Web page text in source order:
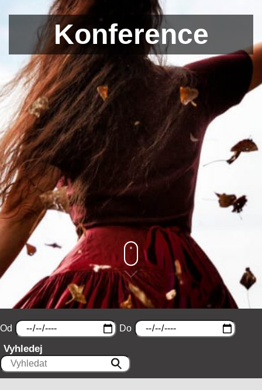
Konference
Od Do
Vyhledej